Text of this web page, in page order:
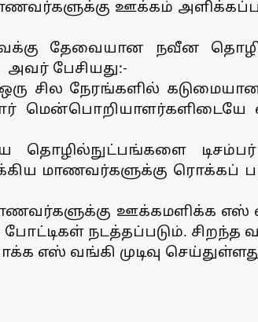
ஊக்கம்
தேவையான நவீன
பேசியது:-
சில நேரங்களில்
தொழில்நுட்பங்களை
மாணவர்களுக்கு ரொக்கப்
ஊக்கமளிக்க எஸ்
நடத்தப்படும். சிறந்த
எஸ் வங்கி முடிவு